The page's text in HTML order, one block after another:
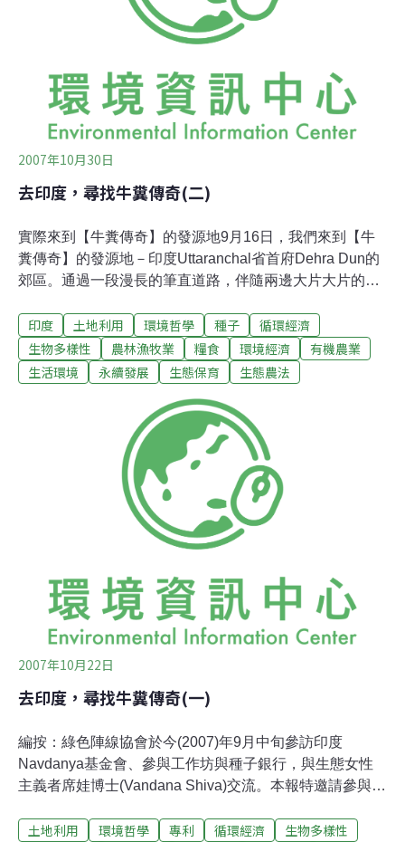
2007年10月30日
去印度，尋找牛糞傳奇(二)
實際來到【牛糞傳奇】的發源地9月16日，我們來到【牛
糞傳奇】的發源地－印度Uttaranchal省首府Dehra Dun的
郊區。通過一段漫長的筆直道路，伴隨兩邊大片大片的農
Vidyapeeth」。(印度文裡，bija意指種子，vidyapeeth意
指教育中心)9月17日到21日，我們在參與Navdanya基金
會與席娃博士共同舉辦的「農業生態學與生態農法」工作
坊。工作坊分為生態農法操作方式的專業課程、
Navdanya基金會組織介紹，另外基金會每天也會帶領參
與工作坊的學員實際到Navdanya示範農場參觀有機農作
的操作方式、種子銀行保存種子的方式、與Navdanya基
金會合作的農戶等等。參訪Navdanya－問題省思A. 糧食
自主權－有機農業作為解決貧窮的根本之道第一天參觀示
範農場的行程中，基金會的工作人員Dr. Bhatt便告訴我
印度 土地利用 環境哲學 種子
循環經濟
生物多樣性
農林漁牧業 糧食 環境經濟
有機農業
生活環境
永續發展 生態保育 生態農法
2007年10月22日
去印度，尋找牛糞傳奇(一)
編按：綠色陣線協會於今(2007)年9月中旬參訪印度
Navdanya基金會、參與工作坊與種子銀行，與生態女性
主義者席娃博士(Vandana Shiva)交流。本報特邀請參與人
10/30、11/6刊載。Navdanya基金會背景簡介Navdanya
土地利用 環境哲學 專利 循環經濟
生物多樣性